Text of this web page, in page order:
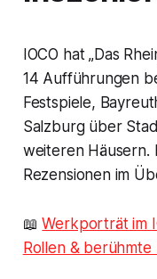
IOCO hat „Das
14 Aufführungen
Festspiele,
Salzburg über
weiteren Häusern.
Rezensionen im
📖Werkporträt im
Rollen &